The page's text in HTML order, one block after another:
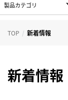
製品カテゴリ
TOP 新着情報
新着情報